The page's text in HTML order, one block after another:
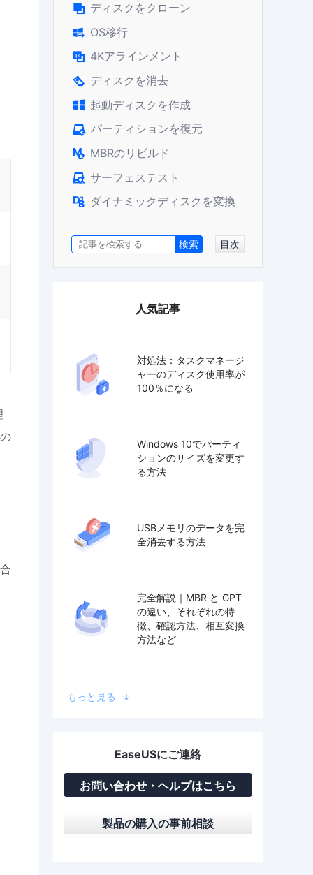
 ディスクをクローン
 OS移行
 4Kアラインメント
 ディスクを消去
 起動ディスクを作成
 パーティションを復元
 MBRのリビルド
 サーフェステスト
 ダイナミックディスクを変換
目次
人気記事
対処法：タスクマネージ
ャーのディスク使用率が
100％になる
Windows 10でパーティ
ションのサイズを変更す
る方法
USBメモリのデータを完
全消去する方法
完全解説｜MBR と GPT
の違い、それぞれの特
徴、確認方法、相互変換
方法など
もっと見る
EaseUSにご連絡
お問い合わせ・ヘルプはこちら
製品の購入の事前相談